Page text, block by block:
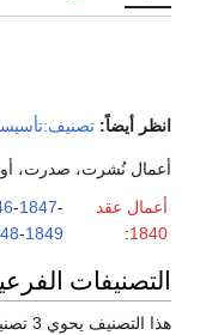
انظر أيضاً: تصنيف:تأسيسات
أعمال نُشرت، صدرت،
أعمال عقد
1840
:
-1847-
-1849
التصنيفات
هذا التصنيف يحوي 3 تصنيفات فرعية، من إجمالي 3.